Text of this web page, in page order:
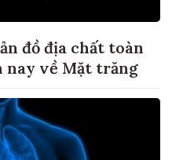
đồ địa chất toàn
nay về Mặt trăng